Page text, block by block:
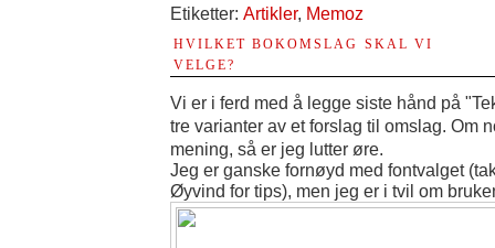
Etiketter: Artikler, Memoz
HVILKET BOKOMSLAG SKAL VI
VELGE?
Vi er i ferd med å legge siste hånd på
tre varianter av et forslag til omslag. Om
mening, så er jeg lutter øre.
Jeg er ganske fornøyd med fontvalget
Øyvind for tips), men jeg er i tvil om